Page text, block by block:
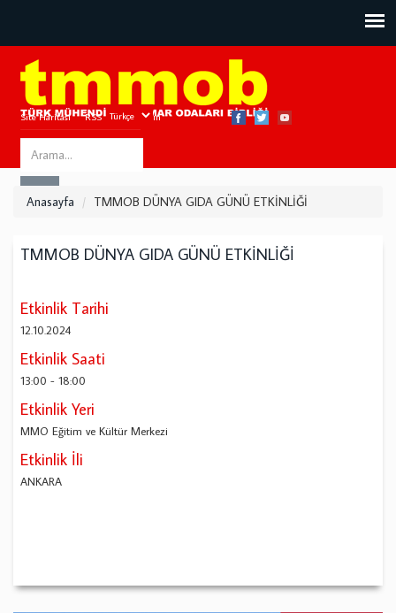
Site Haritası RSS Bize Ulaşın
Search
this
Anasayfa TMMOB DÜNYA GIDA GÜNÜ ETKİNLİĞİ
TMMOB DÜNYA GIDA GÜNÜ ETKİNLİĞİ
Etkinlik Tarihi
12.10.2024
Etkinlik Saati
13:00 -18:00
Etkinlik Yeri
MMO Eğitim ve Kültür Merkezi
Etkinlik İli
ANKARA